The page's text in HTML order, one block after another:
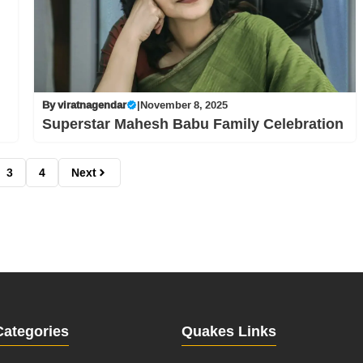
Byviratnagendar |November 8, 2025
Superstar Mahesh Babu Family Celebration
3 4 Next
Quakes Links